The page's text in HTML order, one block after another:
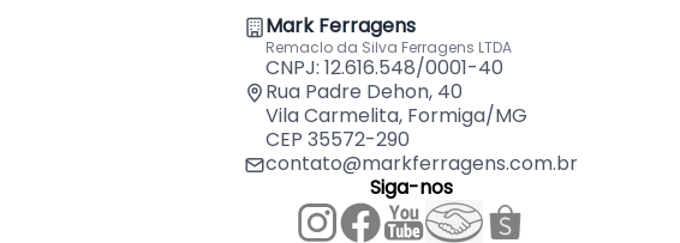
Puxador
Puxador
Mark Ferragens
Remaclo da Silva Ferragens LTDA
CNPJ: 12.616.548/0001-40
Rua Padre Dehon, 40
Vila Carmelita, Formiga/MG
CEP 35572-290
contato@markferragens.com.br
Siga-nos